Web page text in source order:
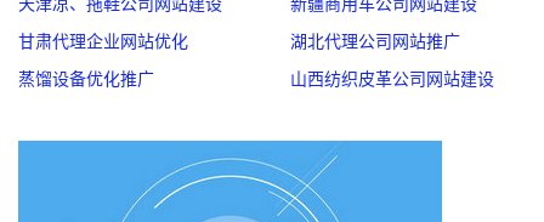
甘肃代理企业网站优化
湖北代理公司网站推广
蒸馏设备优化推广
山西纺织皮革公司网站建设